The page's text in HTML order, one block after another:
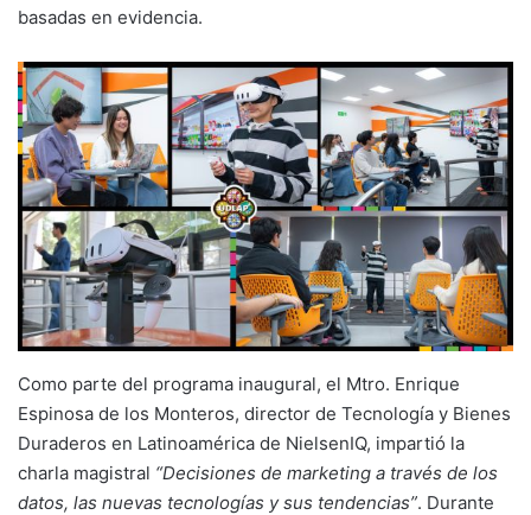
basadas en evidencia.
Como parte del programa inaugural, el Mtro. Enrique
Espinosa de los Monteros, director de Tecnología y Bienes
Duraderos en Latinoamérica de NielsenIQ, impartió la
charla magistral “Decisiones de marketing a través de los
datos, las nuevas tecnologías y sus tendencias”. Durante